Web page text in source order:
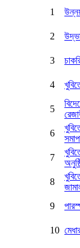
1
2
3
4
5
6
7
8
9
10